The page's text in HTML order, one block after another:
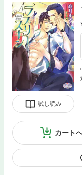
試し読み
カート